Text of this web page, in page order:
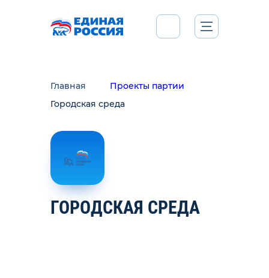
Главная
Проекты партии
Городская среда
ГОРОДСКАЯ СРЕДА